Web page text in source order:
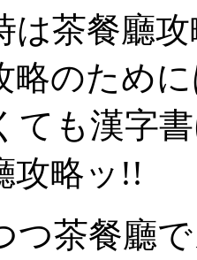
は茶餐廳
略のため
ても漢字
攻略ッ!!
茶餐廳